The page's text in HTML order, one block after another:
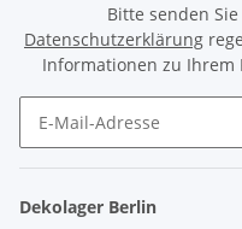
Bitte senden
Datenschutzerklärung
Informationen zu Ihrem
Dekolager Berlin